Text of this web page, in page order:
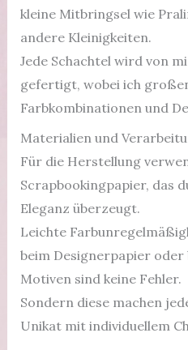
kleine Mitbringsel wie
andere Kleinigkeiten.
Jede Schachtel wird von
gefertigt, wobei ich
Farbkombinationen und
Materialien und
Für die Herstellung
Scrapbookingpapier, das
Eleganz überzeugt.
Leichte
beim Designerpapier
Motiven sind keine Fehler.
Sondern diese machen
Unikat mit individuellem